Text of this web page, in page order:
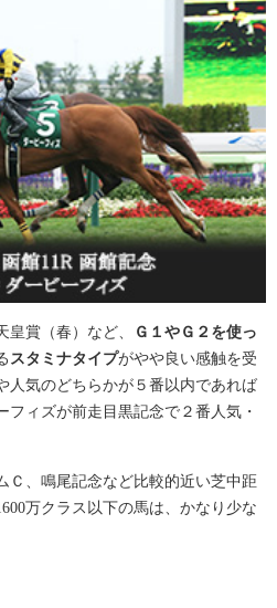
賞（春）など、
Ｇ１やＧ２を使っ
スタミナタイプがやや良い感触を受
人気のどちらかが５番以内であれば
フィズが前走目黒記念で２番人気・
Ｃ、鳴尾記念など比較的近い芝中距
万クラス以下の馬は、かなり少な